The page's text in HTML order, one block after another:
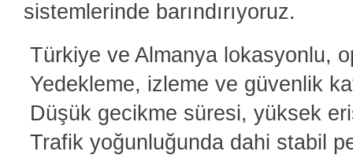
sistemlerinde barındırıyoruz.
Türkiye ve Almanya lokasyonlu,
Yedekleme, izleme ve güvenlik
Düşük gecikme süresi, yüksek
Trafik yoğunluğunda dahi stabil